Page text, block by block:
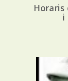
Horaris
i